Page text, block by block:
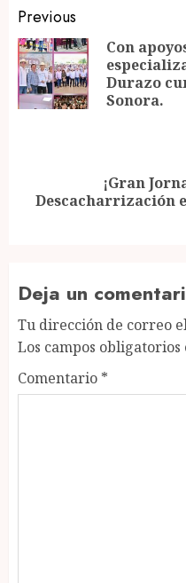
Post
navigation
Previous
Con
Durazo
Sonora.
post:
¡Gran
Descacharrización
Deja un
Tu dirección de correo
Los campos obligatorios
Comentario *